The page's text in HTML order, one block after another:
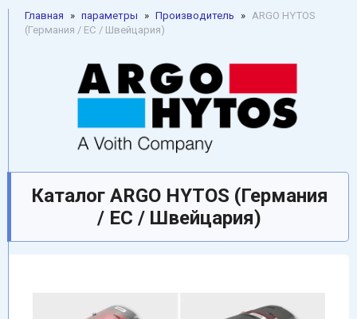
Главная » параметры » Производитель » ARGO HYTOS
(Германия / EC / Швейцария)
Каталог ARGO HYTOS (Германия
/ EC / Швейцария)